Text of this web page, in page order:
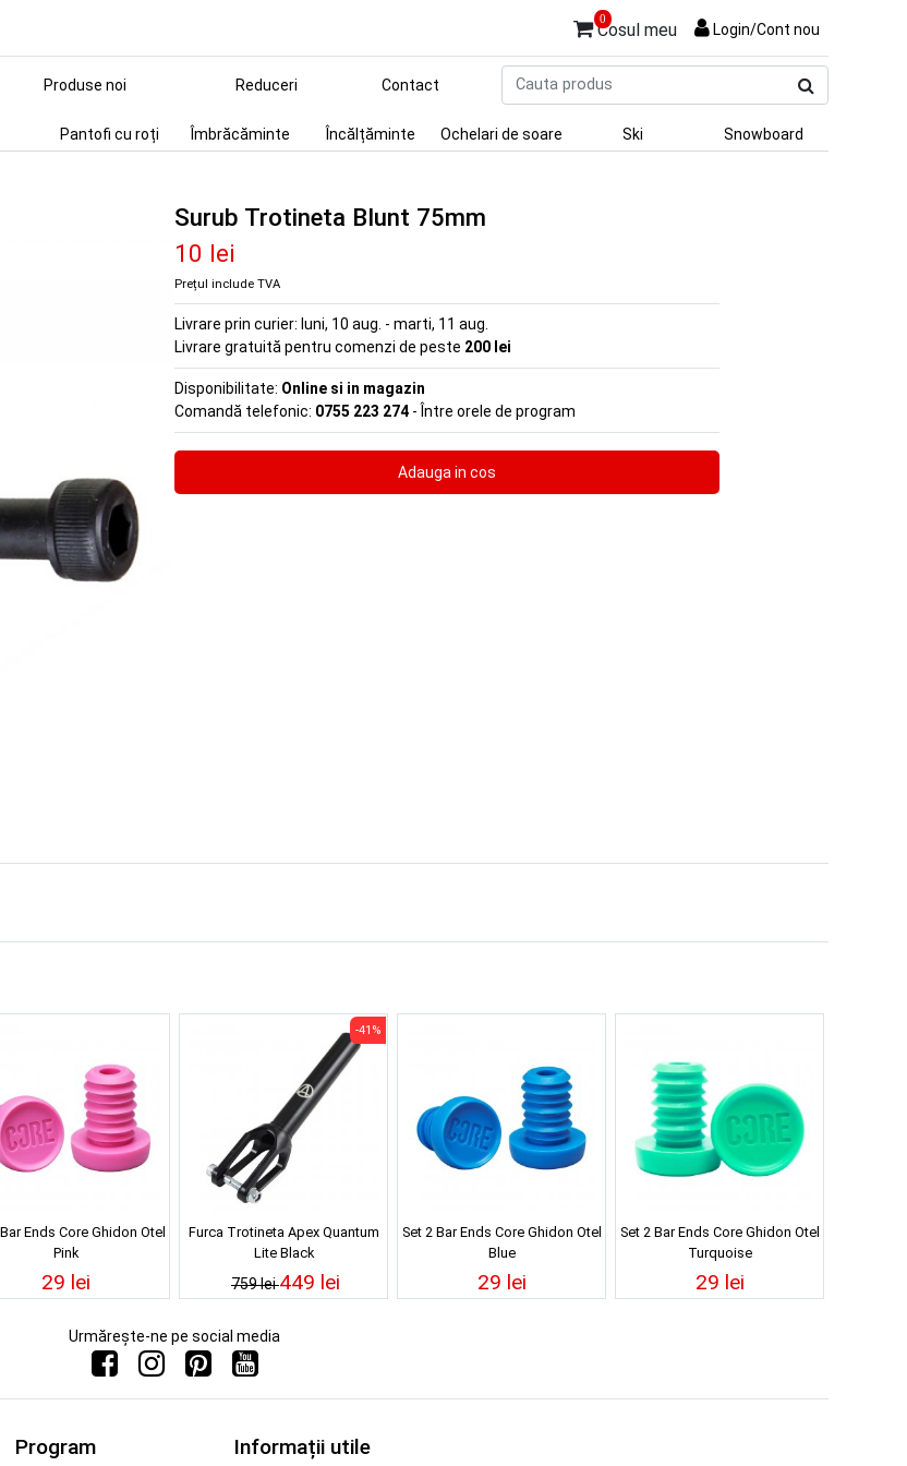
0
Cosul meu Login/Cont nou
produs
Produse noi Reduceri Contact
Pantofi cu roți Îmbrăcăminte Încălțăminte Ochelari de soare Ski Snowboard
Surub Trotineta Blunt 75mm
10 lei
Prețul include TVA
Livrare prin curier: luni, 10 aug. - marti, 11 aug.
Livrare gratuită pentru comenzi de peste 200 lei
Disponibilitate: Online si in magazin
Comandă telefonic: 0755 223 274 - Între orele de program
Ends Core Ghidon Otel
Pink
29 lei
Furca Trotineta Apex Quantum
Lite Black
759 lei
-41%
449 lei
Set 2 Bar Ends Core Ghidon Otel
Blue
29 lei
Set 2 Bar Ends Core Ghidon Otel
Turquoise
29 lei
Urmărește-ne pe social media
Program Informații utile